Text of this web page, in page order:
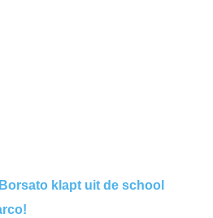
klapt uit de school